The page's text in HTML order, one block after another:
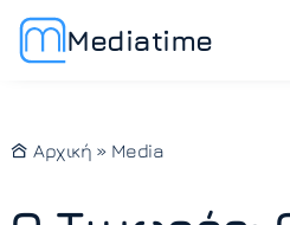
Mediatime
Αρχική » Media